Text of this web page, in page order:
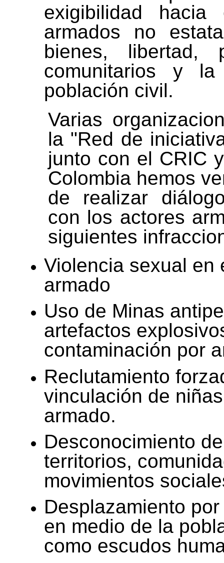
exigibilidad
armados no
bienes, libertad,
comunitarios y
población civil.
Varias
la "Red de
junto con el CRIC
Colombia hemos
de realizar
con los actores
siguientes
Violencia sexual en
armado
Uso de Minas
artefactos
contaminación por
Reclutamiento
vinculación de
armado.
Desconocimiento
territorios,
movimientos
Desplazamiento
en medio de la
como escudos